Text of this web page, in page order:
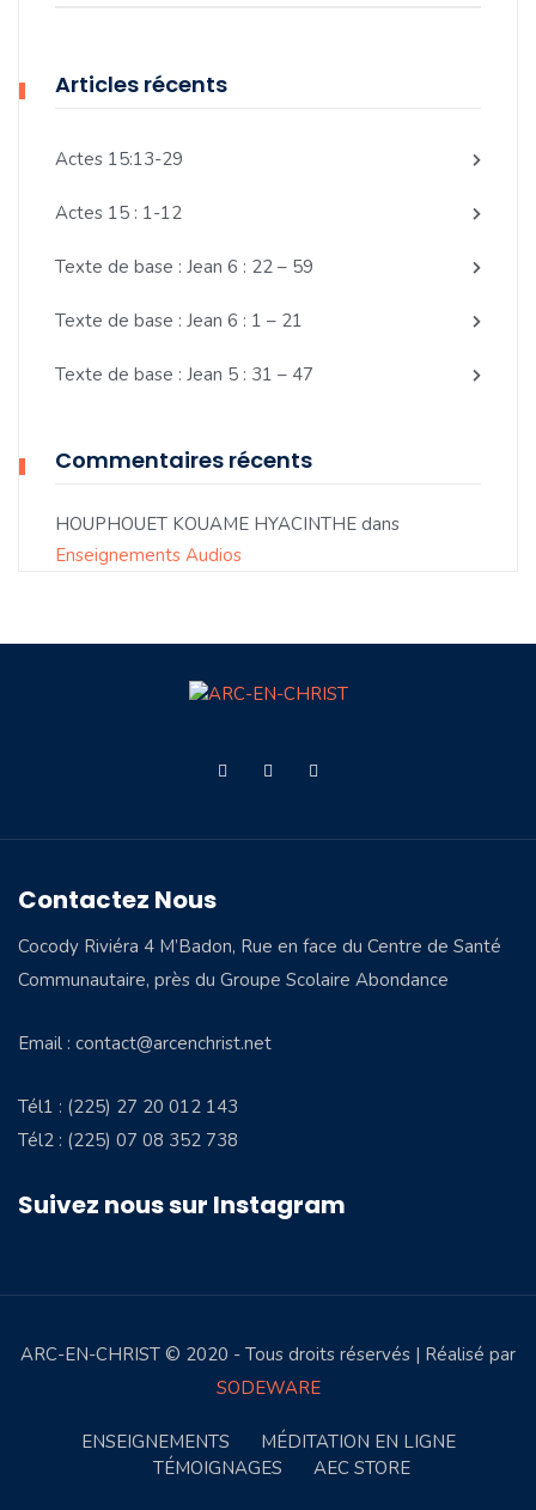
Articles récents
Actes 15:13-29
Actes 15 : 1-12
Texte de base : Jean 6 : 22 – 59
Texte de base : Jean 6 : 1 – 21
Texte de base : Jean 5 : 31 – 47
Commentaires récents
HOUPHOUET KOUAME HYACINTHE dans
Enseignements Audios
Contactez Nous
Cocody Riviéra 4 M’Badon, Rue en face du Centre de Santé
Communautaire, près du Groupe Scolaire Abondance
Email : contact@arcenchrist.net
Tél1 : (225) 27 20 012 143
Tél2 : (225) 07 08 352 738
Suivez nous sur Instagram
ARC-EN-CHRIST © 2020 - Tous droits réservés | Réalisé par
SODEWARE
ENSEIGNEMENTS
MÉDITATION EN LIGNE
TÉMOIGNAGES
AEC STORE